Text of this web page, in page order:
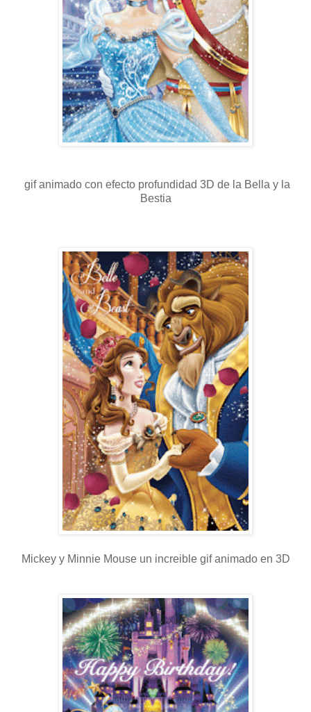
gif animado con efecto profundidad 3D de la Bella y la
Bestia
Mickey y Minnie Mouse un increible gif animado en 3D